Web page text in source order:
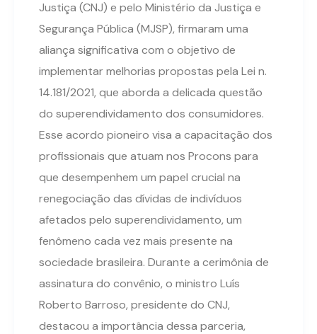
Justiça (CNJ) e pelo Ministério da Justiça e
Segurança Pública (MJSP), firmaram uma
aliança significativa com o objetivo de
implementar melhorias propostas pela Lei n.
14.181/2021, que aborda a delicada questão
do superendividamento dos consumidores.
Esse acordo pioneiro visa a capacitação dos
profissionais que atuam nos Procons para
que desempenhem um papel crucial na
renegociação das dívidas de indivíduos
afetados pelo superendividamento, um
fenômeno cada vez mais presente na
sociedade brasileira. Durante a cerimônia de
assinatura do convênio, o ministro Luís
Roberto Barroso, presidente do CNJ,
destacou a importância dessa parceria,